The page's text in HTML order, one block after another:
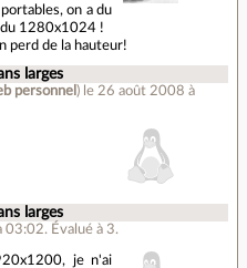
on a du
1280x1024 !
perd de la hauteur!
larges
personnel ) le 26 août 2008 à
larges
03:02. Évalué à 3.
je n'ai